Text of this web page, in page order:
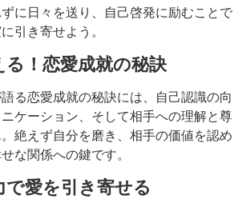
に日々を送り、自己啓発に励むことで
引き寄せよう。
る！恋愛成就の秘訣
る恋愛成就の秘訣には、自己認識の向
ニケーション、そして相手への理解と尊
絶えず自分を磨き、相手の価値を認め
な関係への鍵です。
で愛を引き寄せる